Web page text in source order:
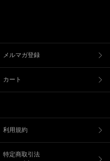
メルマガ登録
カート
利用規約
特定商取引法